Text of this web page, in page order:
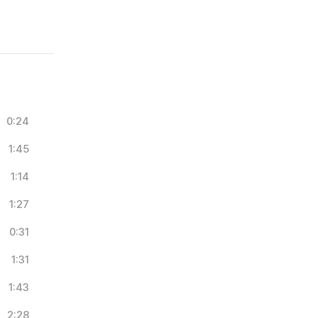
0:24
1:45
1:14
1:27
0:31
1:31
1:43
2:28